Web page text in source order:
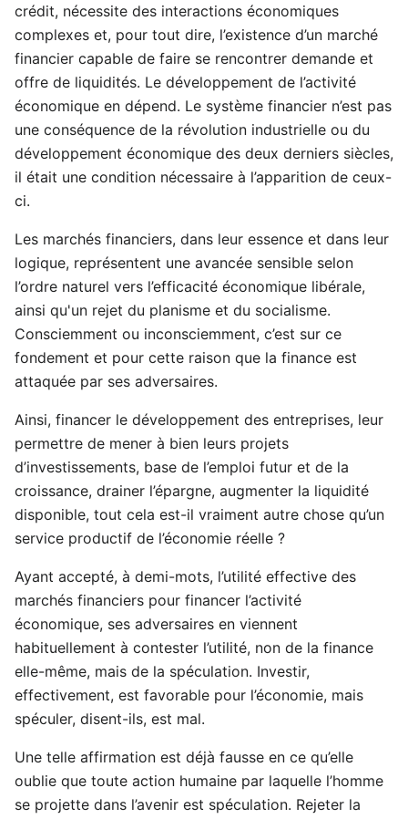
crédit, nécessite des interactions économiques
complexes et, pour tout dire, l’existence d’un marché
financier capable de faire se rencontrer demande et
offre de liquidités. Le développement de l’activité
économique en dépend. Le système financier n’est pas
une conséquence de la révolution industrielle ou du
développement économique des deux derniers siècles,
il était une condition nécessaire à l’apparition de ceux-
ci.
Les marchés financiers, dans leur essence et dans leur
logique, représentent une avancée sensible selon
l’ordre naturel vers l’efficacité économique libérale,
ainsi qu'un rejet du planisme et du socialisme.
Consciemment ou inconsciemment, c’est sur ce
fondement et pour cette raison que la finance est
attaquée par ses adversaires.
Ainsi, financer le développement des entreprises, leur
permettre de mener à bien leurs projets
d’investissements, base de l’emploi futur et de la
croissance, drainer l’épargne, augmenter la liquidité
disponible, tout cela est-il vraiment autre chose qu’un
service productif de l’économie réelle ?
Ayant accepté, à demi-mots, l’utilité effective des
marchés financiers pour financer l’activité
économique, ses adversaires en viennent
habituellement à contester l’utilité, non de la finance
elle-même, mais de la spéculation. Investir,
effectivement, est favorable pour l’économie, mais
spéculer, disent-ils, est mal.
Une telle affirmation est déjà fausse en ce qu’elle
oublie que toute action humaine par laquelle l’homme
se projette dans l’avenir est spéculation. Rejeter la